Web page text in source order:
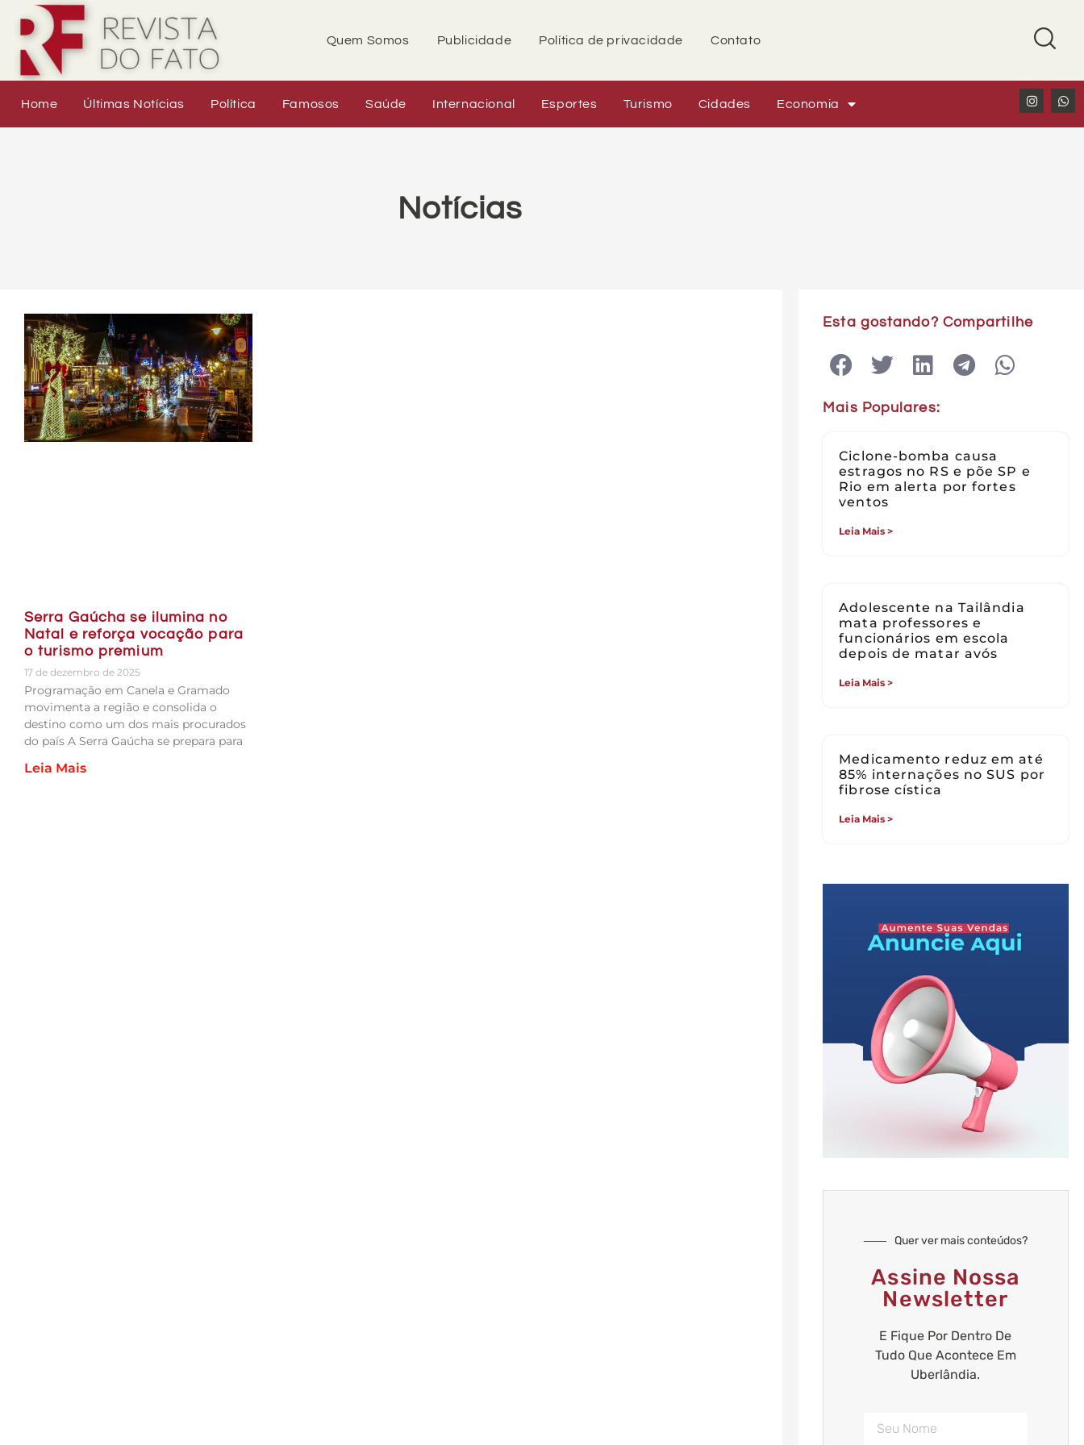
Quem Somos Publicidade Política de privacidade Contato
Home Últimas Notícias Política Famosos Saúde Internacional Esportes Turismo Cidades Economia
Notícias
Serra Gaúcha se ilumina no
Natal e reforça vocação para
o turismo premium
17 de dezembro de 2025
Programação em Canela e Gramado
movimenta a região e consolida o
destino como um dos mais procurados
do país A Serra Gaúcha se prepara para
Leia Mais
Esta gostando? Compartilhe
Mais Populares:
Ciclone-bomba causa
estragos no RS e põe SP e
Rio em alerta por fortes
ventos
Leia Mais >
Adolescente na Tailândia
mata professores e
funcionários em escola
depois de matar avós
Leia Mais >
Medicamento reduz em até
85% internações no SUS por
fibrose cística
Leia Mais >
Quer ver mais conteúdos?
Assine Nossa
Newsletter
E Fique Por Dentro De
Tudo Que Acontece Em
Uberlândia.